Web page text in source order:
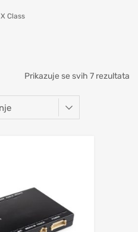
X Class
Prikazuje se svih 7 rezultata